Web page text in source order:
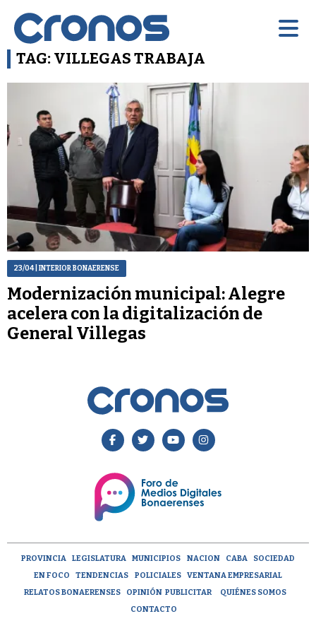
TAG: VILLEGAS TRABAJA
23/04| INTERIOR BONAERENSE
Modernización municipal: Alegre
acelera con la digitalización de
General Villegas
PROVINCIA LEGISLATURA MUNICIPIOS NACION CABA
SOCIEDAD
EN FOCO
TENDENCIAS POLICIALES
VENTANA EMPRESARIAL
RELATOS BONAERENSES
OPINIÓN PUBLICITAR
QUIÉNES SOMOS
CONTACTO